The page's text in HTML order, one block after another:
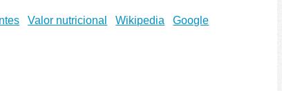
Valor nutricional Wikipedia Google